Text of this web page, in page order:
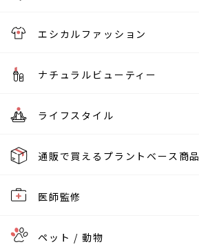
エシカルファッション
ナチュラルビューティー
ライフスタイル
通販で買えるプラントベース商品
医師監修
ペット / 動物